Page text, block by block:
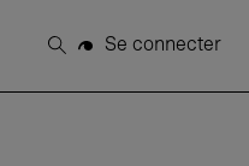
Rechercher
Se connecter